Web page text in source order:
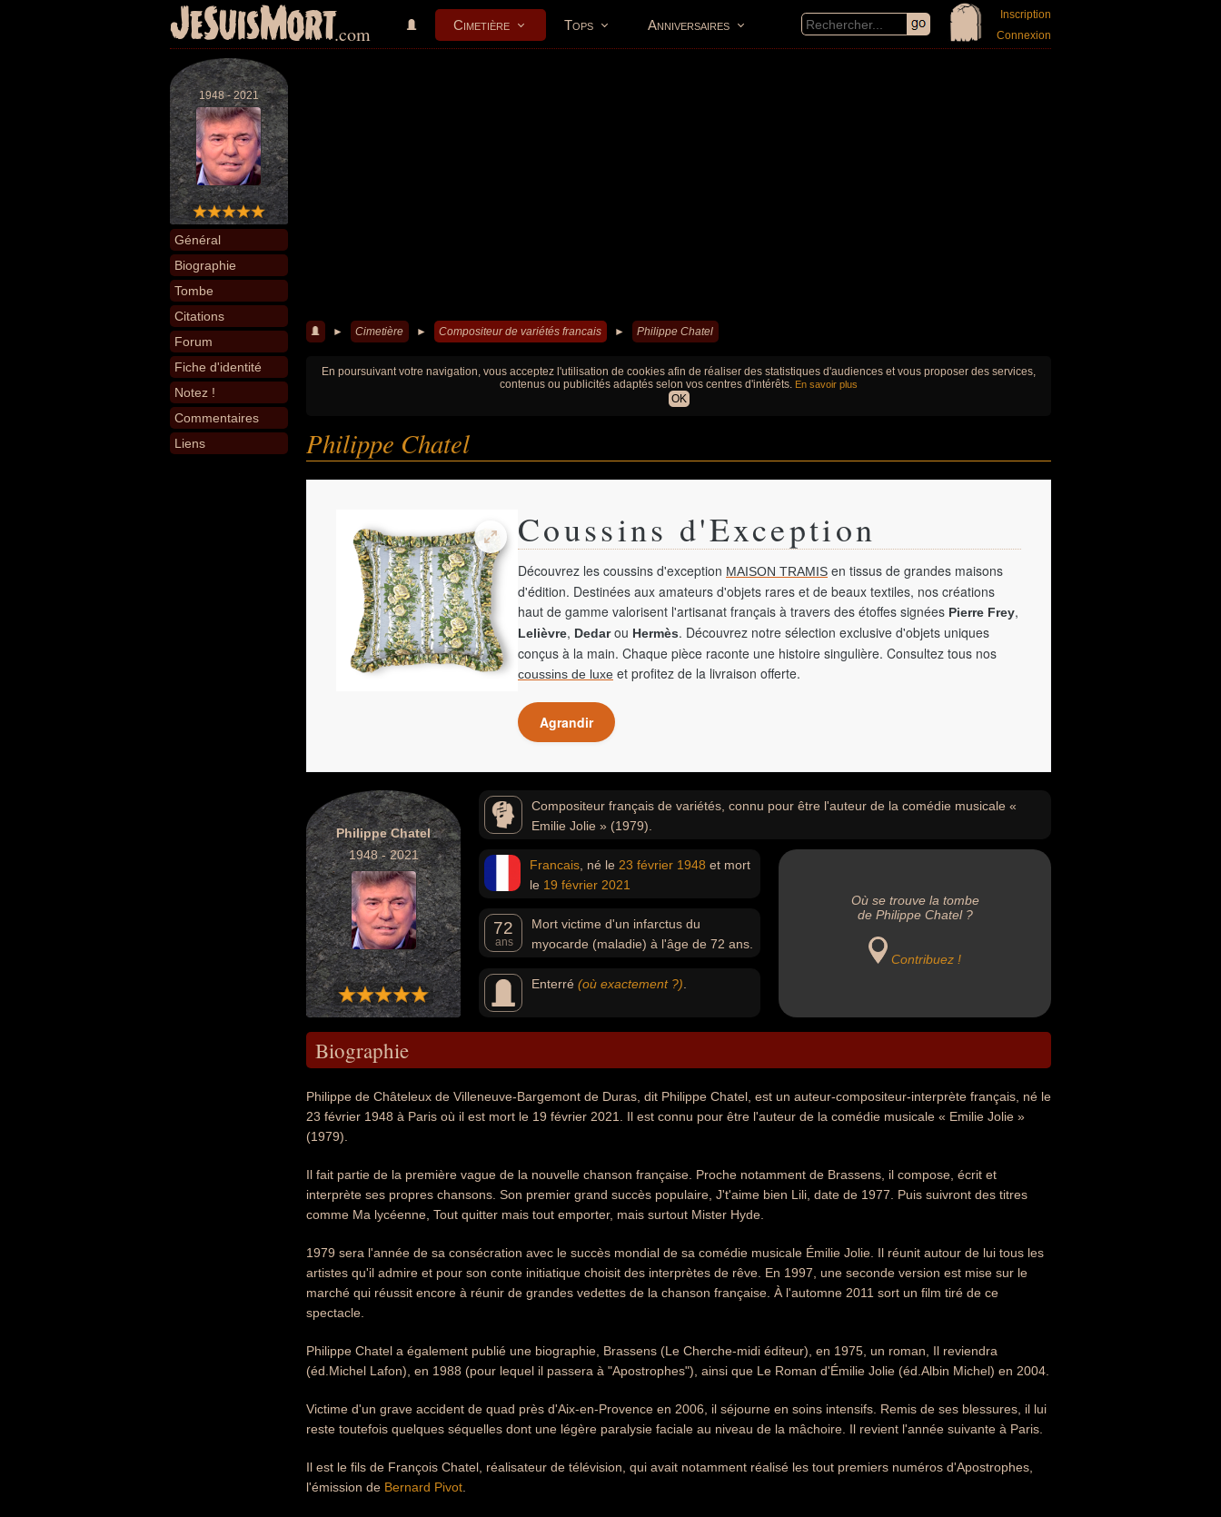
JeSuisMort.com Cimetière Tops Anniversaires
Inscription
Connexion
1948 - 2021
Général
Biographie
Tombe
Citations
Forum
Fiche d'identité
Notez !
Commentaires
Liens
► Cimetière ► Compositeur de variétés francais ► Philippe Chatel
En poursuivant votre navigation, vous acceptez l'utilisation de cookies afin de réaliser des statistiques d'audiences et vous proposer des services,
contenus ou publicités adaptés selon vos centres d'intérêts. En savoir plus
OK
Philippe Chatel
Coussins d'Exception
Découvrez les coussins d'exception MAISON TRAMIS en tissus de grandes maisons
d'édition. Destinées aux amateurs d'objets rares et de beaux textiles, nos créations
haut de gamme valorisent l'artisanat français à travers des étoffes signées Pierre Frey,
Lelièvre, Dedarou Hermès. Découvrez notre sélection exclusive d'objets uniques
conçus à la main. Chaque pièce raconte une histoire singulière. Consultez tous nos
coussins de luxe et profitez de la livraison offerte.
Agrandir
Philippe Chatel
1948 - 2021
Compositeur français de variétés, connu pour être l'auteur de la comédie musicale «
Emilie Jolie » (1979).
Francais , né le 23 février 1948 et mort
le 19 février 2021
72
ans
Mort victime d'un infarctus du
myocarde (maladie) à l'âge de 72 ans.
Enterré (où exactement ?)
Où se trouve la tombe
de Philippe Chatel ?
Contribuez !
Biographie
Philippe de Châteleux de Villeneuve-Bargemont de Duras, dit Philippe Chatel, est un auteur-compositeur-interprète français, né le
23 février 1948 à Paris où il est mort le 19 février 2021. Il est connu pour être l'auteur de la comédie musicale « Emilie Jolie »
(1979).
Il fait partie de la première vague de la nouvelle chanson française. Proche notamment de Brassens, il compose, écrit et
interprète ses propres chansons. Son premier grand succès populaire, J't'aime bien Lili, date de 1977. Puis suivront des titres
comme Ma lycéenne, Tout quitter mais tout emporter, mais surtout Mister Hyde.
1979 sera l'année de sa consécration avec le succès mondial de sa comédie musicale Émilie Jolie. Il réunit autour de lui tous les
artistes qu'il admire et pour son conte initiatique choisit des interprètes de rêve. En 1997, une seconde version est mise sur le
marché qui réussit encore à réunir de grandes vedettes de la chanson française. À l'automne 2011 sort un film tiré de ce
spectacle.
Philippe Chatel a également publié une biographie, Brassens (Le Cherche-midi éditeur), en 1975, un roman, Il reviendra
(éd.Michel Lafon), en 1988 (pour lequel il passera à "Apostrophes"), ainsi que Le Roman d'Émilie Jolie (éd.Albin Michel) en 2004.
Victime d'un grave accident de quad près d'Aix-en-Provence en 2006, il séjourne en soins intensifs. Remis de ses blessures, il lui
reste toutefois quelques séquelles dont une légère paralysie faciale au niveau de la mâchoire. Il revient l'année suivante à Paris.
Il est le fils de François Chatel, réalisateur de télévision, qui avait notamment réalisé les tout premiers numéros d'Apostrophes,
l'émission de Bernard Pivot